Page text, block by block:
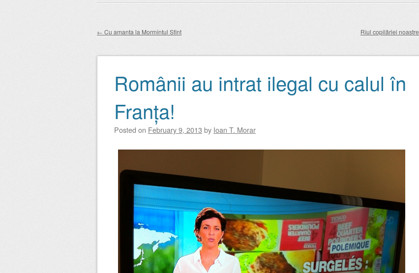
Post navigation
← Cu amanta la Mormîntul Sfînt Rîul copilăriei noastre
Românii au intrat ilegal cu calul în
Franța!
Posted on February 9, 2013 by Ioan T. Morar